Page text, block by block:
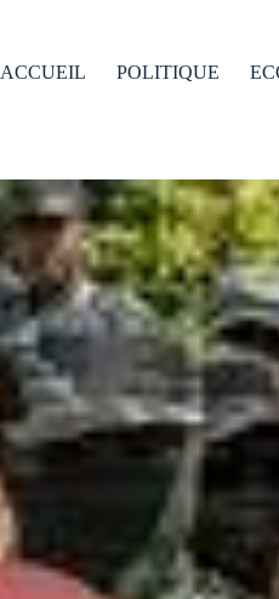
ACCUEIL POLITIQUE